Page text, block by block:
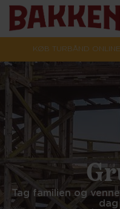
Tag familien og
dag
KØB TURBÅND